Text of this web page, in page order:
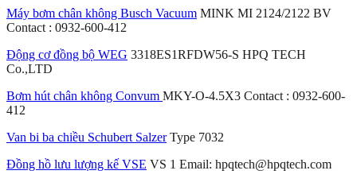
Máy bơm chân không Busch Vacuum MINK MI 2124/2122 BV
Contact : 0932-600-412
Động cơ đồng bộ WEG 3318ES1RFDW56-S HPQ TECH
Co.,LTD
Bơm hút chân không Convum MKY-O-4.5X3 Contact : 0932-600-
412
Van bi ba chiều Schubert SalzerType 7032
Đồng hồ lưu lượng kế VSE VS 1 Email: hpqtech@hpqtech.com